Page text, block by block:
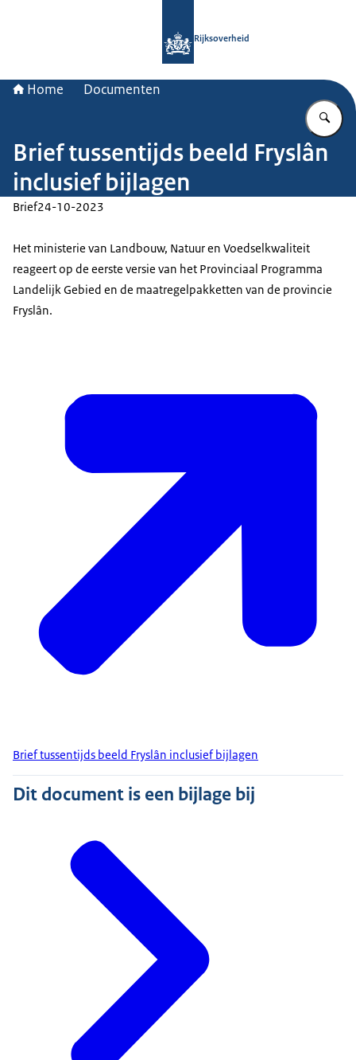
Rijksoverheid
Home Documenten
Brief tussentijds beeld Fryslân
inclusief bijlagen
Brief24-10-2023
Het ministerie van Landbouw, Natuur en Voedselkwaliteit
reageert op de eerste versie van het Provinciaal Programma
Landelijk Gebied en de maatregelpakketten van de provincie
Fryslân.
Brief tussentijds beeld Fryslân inclusief bijlagen
Dit document is een bijlage bij